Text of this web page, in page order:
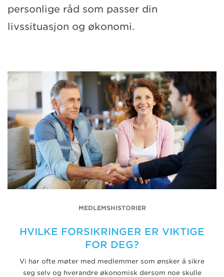
personlige råd som passer din
livssituasjon og økonomi.
MEDLEMSHISTORIER
HVILKE FORSIKRINGER ER VIKTIGE
FOR DEG?
Vi har ofte møter med medlemmer som ønsker å sikre
seg selv og hverandre økonomisk dersom noe skulle